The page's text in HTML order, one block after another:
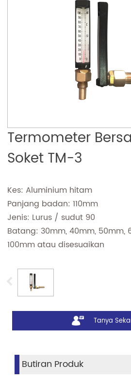
Termometer
Soket TM-3
Kes: Aluminium hitam
Panjang badan: 110mm
Jenis: Lurus / sudut 90
Batang: 30mm, 40mm, 50mm,
100mm atau disesuaikan
Tanya
Butiran Produk